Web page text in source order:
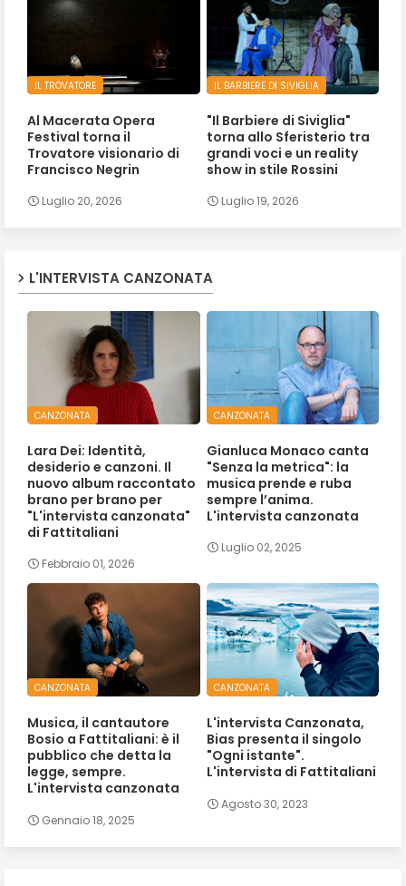
IL TROVATORE
Al Macerata Opera
Festival torna il
Trovatore visionario di
Francisco Negrin
Luglio 20, 2026
IL BARBIERE DI SIVIGLIA
"Il Barbiere di Siviglia"
torna allo Sferisterio tra
grandi voci e un reality
show in stile Rossini
Luglio 19, 2026
L'INTERVISTA CANZONATA
CANZONATA
Lara Dei: Identità,
desiderio e canzoni. Il
nuovo album raccontato
brano per brano per
"L'intervista canzonata"
di Fattitaliani
Febbraio 01, 2026
CANZONATA
Gianluca Monaco canta
"Senza la metrica": la
musica prende e ruba
sempre l’anima.
L'intervista canzonata
Luglio 02, 2025
CANZONATA
Musica, il cantautore
Bosio a Fattitaliani: è il
pubblico che detta la
legge, sempre.
L'intervista canzonata
Gennaio 18, 2025
CANZONATA
L'intervista Canzonata,
Bias presenta il singolo
"Ogni istante".
L'intervista di Fattitaliani
Agosto 30, 2023